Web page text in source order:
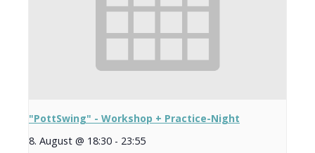
"PottSwing" - Workshop + Practice-Night
8. August @ 18:30 - 23:55